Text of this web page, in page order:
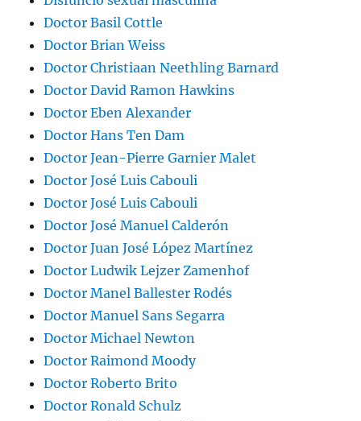
Doctor Basil Cottle
Doctor Brian Weiss
Doctor Christiaan Neethling Barnard
Doctor David Ramon Hawkins
Doctor Eben Alexander
Doctor Hans Ten Dam
Doctor Jean-Pierre Garnier Malet
Doctor José Luis Cabouli
Doctor José Luis Cabouli
Doctor José Manuel Calderón
Doctor Juan José López Martínez
Doctor Ludwik Lejzer Zamenhof
Doctor Manel Ballester Rodés
Doctor Manuel Sans Segarra
Doctor Michael Newton
Doctor Raimond Moody
Doctor Roberto Brito
Doctor Ronald Schulz